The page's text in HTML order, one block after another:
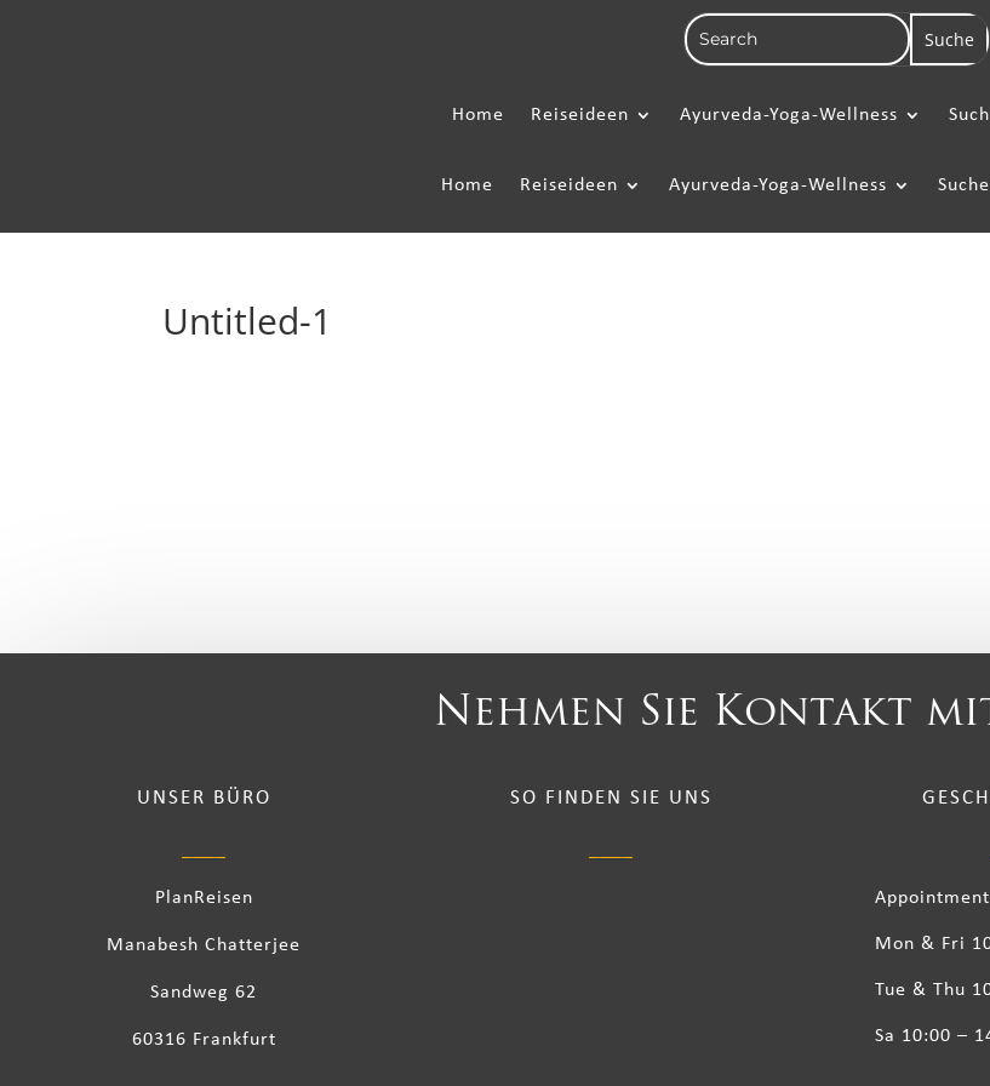
Home Reiseideen Ayurveda-Yoga-Wellness
Home Reiseideen Ayurveda-Yoga-Wellness
Untitled-1
Nehmen Sie Kontakt
UNSER BÜRO
PlanReisen
Manabesh Chatterjee
Sandweg 62
60316 Frankfurt
SO FINDEN SIE UNS
Mon & Fri
Tue & Thu
Sa 10:00 –